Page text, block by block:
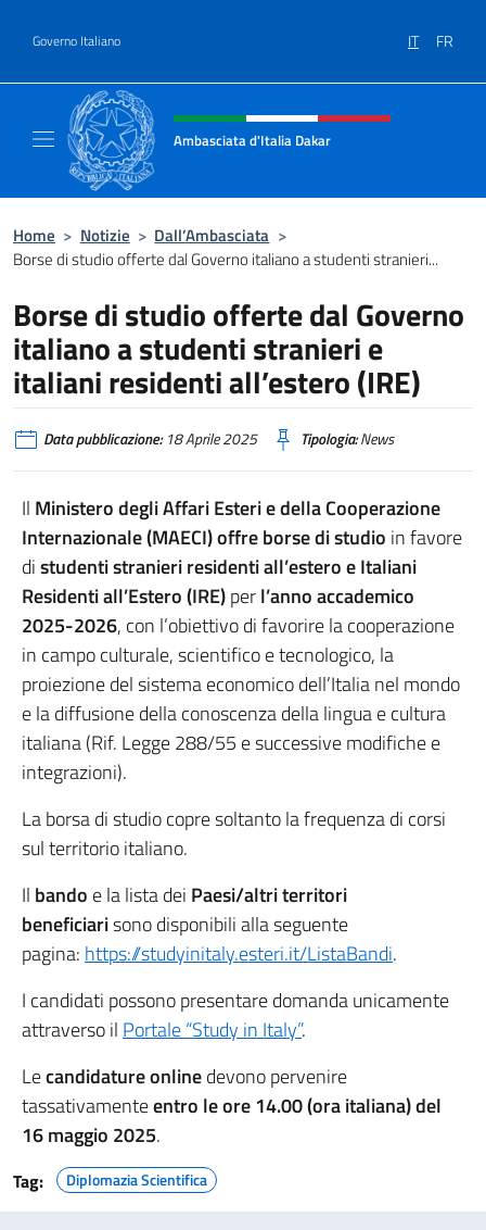
Governo Italiano IT FR
Intestazione sito, social e menù
Ambasciata d'Italia Dakar
Home > Notizie > Dall’Ambasciata >
Borse di studio offerte dal Governo italiano a studenti stranieri...
Borse di studio offerte dal Governo
italiano a studenti stranieri e
italiani residenti all’estero (IRE)
Data pubblicazione:18 Aprile 2025 Tipologia:News
Il Ministero degli Affari Esteri e della Cooperazione
Internazionale (MAECI) offre borse di studio in favore
distudenti stranieri residenti all’estero e Italiani
Residenti all’Estero (IRE)perl’anno accademico
2025-2026, con l’obiettivo di favorire la cooperazione
in campo culturale, scientifico e tecnologico, la
proiezione del sistema economico dell’Italia nel mondo
e la diffusione della conoscenza della lingua e cultura
italiana (Rif. Legge 288/55 e successive modifiche e
integrazioni).
La borsa di studio copre soltanto la frequenza di corsi
sul territorio italiano.
Il bando e la lista dei Paesi/altri territori
beneficiarisono disponibili alla seguente
pagina: https://studyinitaly.esteri.it/ListaBandi.
I candidati possono presentare domanda unicamente
attraverso il Portale “Study in Italy”.
Lecandidature onlinedevono pervenire
tassativamenteentro le ore 14.00 (ora italiana) del
16 maggio 2025.
Tag: Diplomazia Scientifica